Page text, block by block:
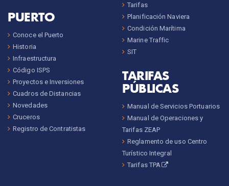
PUERTO
Conoce el Puerto
Historia
Infraestructura
Código ISPS
Proyectos e Inversiones
Cuadros de Distancias
Novedades
Cruceros
Registro de Contratistas
Tarifas
Planificación Naviera
Condición Marítima
Marine Traffic
SIT
TARIFAS
PÚBLICAS
Manual de Servicios Portuarios
Manual de Operaciones y
Tarifas ZEAP
Reglamento de uso Centro
Turístico Integral
Tarifas TPA